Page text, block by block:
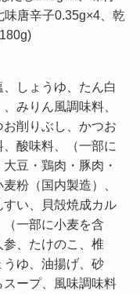
唐辛子0.35g×4、乾
しょうゆ、たん白
みりん風調味料、
削りぶし、かつお
酸味料、（一部に
豆・鶏肉・豚肉・
粉（国内製造）、
い、貝殻焼成カル
一部に小麦を含
、たけのこ、椎
ゆ、油揚げ、砂
ープ、風味調味料